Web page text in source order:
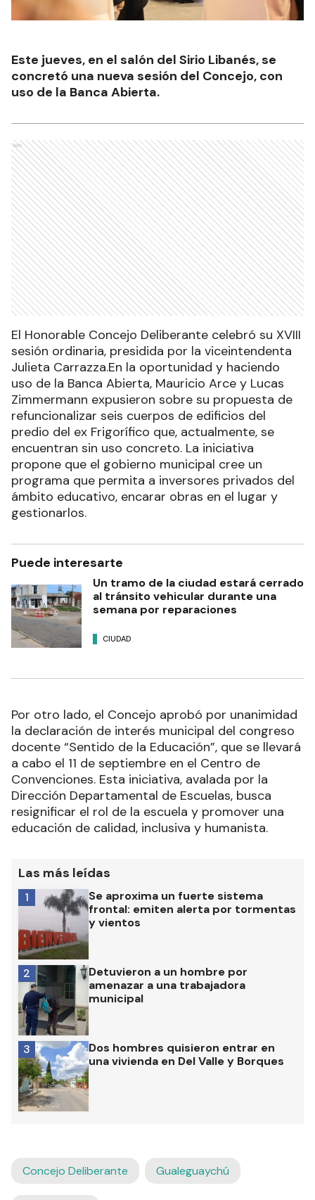
Este jueves, en el salón del Sirio Libanés, se
concretó una nueva sesión del Concejo, con
uso de la Banca Abierta.
Ads
El Honorable Concejo Deliberante celebró su XVIII
sesión ordinaria, presidida por la viceintendenta
Julieta Carrazza.En la oportunidad y haciendo
uso de la Banca Abierta, Mauricio Arce y Lucas
Zimmermann expusieron sobre su propuesta de
refuncionalizar seis cuerpos de edificios del
predio del ex Frigorífico que, actualmente, se
encuentran sin uso concreto. La iniciativa
propone que el gobierno municipal cree un
programa que permita a inversores privados del
ámbito educativo, encarar obras en el lugar y
gestionarlos.
Puede interesarte
Un tramo de la ciudad estará cerrado
al tránsito vehicular durante una
semana por reparaciones
CIUDAD
Por otro lado, el Concejo aprobó por unanimidad
la declaración de interés municipal del congreso
docente “Sentido de la Educación”, que se llevará
a cabo el 11 de septiembre en el Centro de
Convenciones. Esta iniciativa, avalada por la
Dirección Departamental de Escuelas, busca
resignificar el rol de la escuela y promover una
educación de calidad, inclusiva y humanista.
Las más leídas
Se aproxima un fuerte sistema
frontal: emiten alerta por tormentas
y vientos
1
Detuvieron a un hombre por
amenazar a una trabajadora
municipal
2
Dos hombres quisieron entrar en
una vivienda en Del Valle y Borques
3
Concejo Deliberante Gualeguaychú